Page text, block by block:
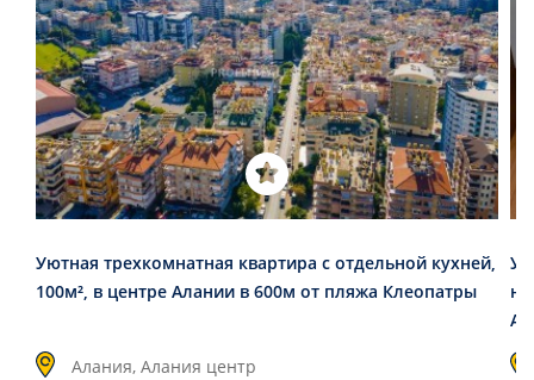
Уютная трехкомнатная квартира с отдельной кухней,
100м², в центре Алании в 600м от пляжа Клеопатры
Алания, Алания центр